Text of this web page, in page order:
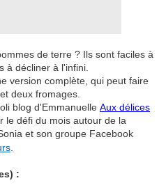
de terre ? Ils sont faciles à
à décliner à l'infini.
version complète, qui peut faire
deux fromages.
blog d'Emmanuelle Aux délices
le défi du mois autour de la
et son groupe Facebook
: